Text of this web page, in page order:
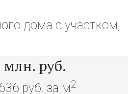
дома с участком,
млн. руб.
руб. за м2